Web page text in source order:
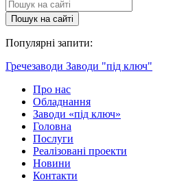
Пошук на сайтi
Популярні запити:
Гречезаводи Заводи "під ключ"
Про нас
Обладнання
Заводи «під ключ»
Головна
Послуги
Реалізовані проекти
Новини
Контакти